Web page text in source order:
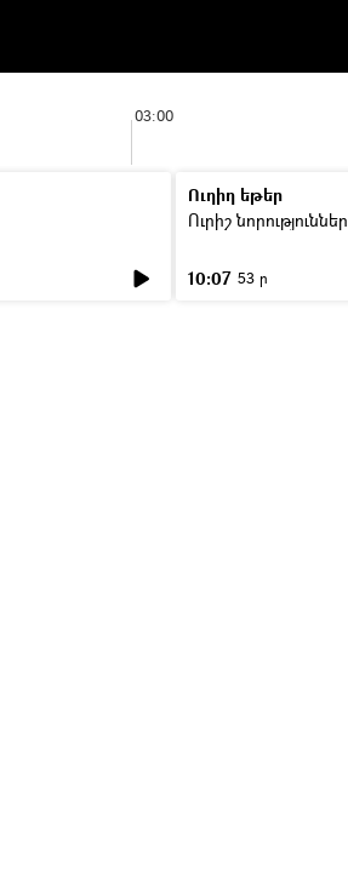
03:00
Ուղիղ եթեր
Ուրիշ նորություններ
10:07 53 ր